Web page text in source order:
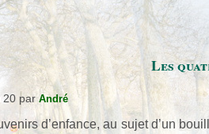
Les
20 parAndré
d’enfance, au sujet d’un